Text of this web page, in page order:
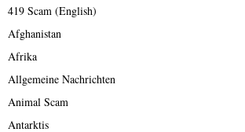
419 Scam (English)
Afghanistan
Afrika
Allgemeine Nachrichten
Animal Scam
Antarktis